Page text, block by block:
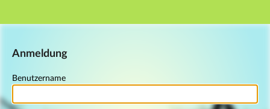
Hauptnavigation
Anmeldung
Benutzername